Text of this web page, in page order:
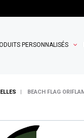
PERSONNALISÉS
BEACH FLAG